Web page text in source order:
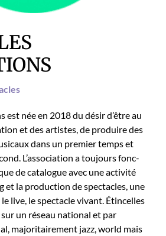
est née en 2018 du désir d’être au
et des artistes, de pro­duire des
dans un pre­mier temps et
L’as­so­ci­a­tion a tou­jours fonc­
de cat­a­logue avec une activ­ité
et la pro­duc­tion de spec­ta­cles, une
live, le spec­ta­cle vivant. Étin­celles
un réseau nation­al et par
majori­taire­ment jazz, world mais